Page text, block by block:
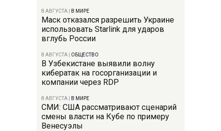
8 АВГУСТА В МИРЕ
Маск отказался разрешить Украине
использовать Starlink для ударов
вглубь России
8 АВГУСТА ОБЩЕСТВО
В Узбекистане выявили волну
кибератак на госорганизации и
компании через RDP
8 АВГУСТА В МИРЕ
СМИ: США рассматривают сценарий
смены власти на Кубе по примеру
Венесуэлы